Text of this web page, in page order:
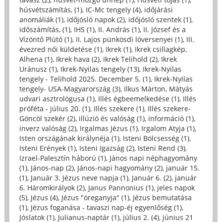
húsvétszámítás, (1), IC-Mc tengely (4), időjárási
anomáliák (1), időjósló napok (2), időjósló szentek (1),
időszámítás, (1), IHS (1), II. András (1), II. József és a
Vízöntő Plútó (1), II. Lajos pünkösdi lóversenyei (1), III.
évezred női küldetése (1), Ikrek (1), Ikrek csillagkép,
Alhena (1), Ikrek hava (2), Ikrek Telihold (2), Ikrek
Uránusz (1), Ikrek-Nyilas tengely (13), Ikrek-Nyilas
tengely - Telihold 2025. December 5. (1), Ikrek-Nyilas
tengely- USA-Magyarország (3), Ilkus Márton, Mátyás
udvari asztrológusa (1), Illés égbeemelkedése (1), Illés
próféta - július 20. (1), Illés szekere (1), Illés szekere-
Göncöl szekér (2), illúzió és valóság (1), információ (1),
inverz valóság (2), Irgalmas Jézus (1), Irgalom Atyja (1),
Isten országának királynéja (1), Isteni Bölcsesség (1),
Isteni Erények (1), Isteni Igazság (2), Isteni Rend (3),
Izrael-Palesztín háború (1), János napi néphagyomány
(1), János-nap (2), János-napi hagyomány (2), január 15.
(1), Január 3. Jézus neve napja (1), Január 6. (2), január
6. Háromkirályok (2), Janus Pannonius (1), jeles napok
(5), Jézus (4), Jézus "öreganyja" (1), Jézus bemutatása
(1), Jézus foganása - tavaszi nap-éj egyenlőség (1),
Jóslatok (1), Julianus-naptár (1), július 2. (4), június 21